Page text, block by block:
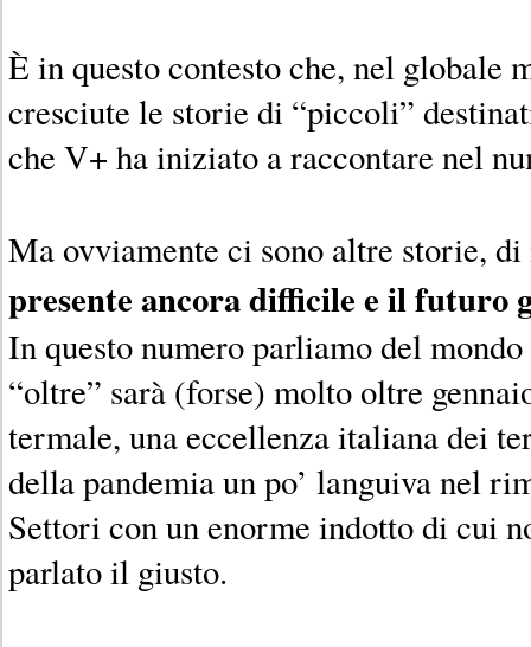
È in questo contesto che, nel globale
cresciute le storie di “piccoli”
che V+ ha iniziato a raccontare nel
Ma ovviamente ci sono altre storie,
presente ancora difficile e il futuro
In questo numero parliamo del
“oltre” sarà (forse) molto oltre
termale, una eccellenza italiana dei
della pandemia un po’ languiva nel
Settori con un enorme indotto di cui
parlato il giusto.